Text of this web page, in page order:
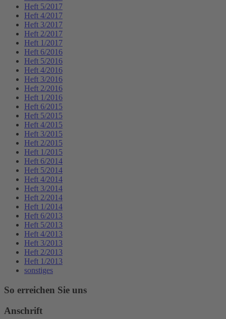
Heft 5/2017
Heft 4/2017
Heft 3/2017
Heft 2/2017
Heft 1/2017
Heft 6/2016
Heft 5/2016
Heft 4/2016
Heft 3/2016
Heft 2/2016
Heft 1/2016
Heft 6/2015
Heft 5/2015
Heft 4/2015
Heft 3/2015
Heft 2/2015
Heft 1/2015
Heft 6/2014
Heft 5/2014
Heft 4/2014
Heft 3/2014
Heft 2/2014
Heft 1/2014
Heft 6/2013
Heft 5/2013
Heft 4/2013
Heft 3/2013
Heft 2/2013
Heft 1/2013
sonstiges
So erreichen Sie uns
Anschrift